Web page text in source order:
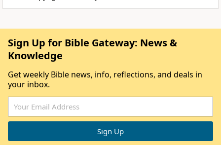
Sign Up for Bible Gateway: News &
Knowledge
Get weekly Bible news, info, reflections, and deals in
your inbox.